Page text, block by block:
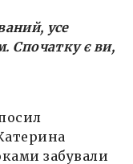
усе
Спочатку є ви,
забували